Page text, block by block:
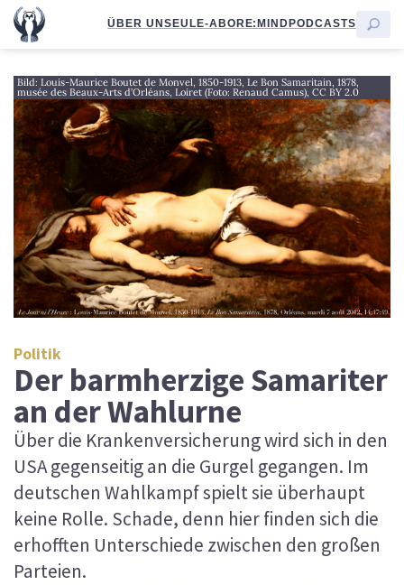
ÜBER UNSEULE-ABORE:MINDPODCASTS
Bild: Louis-Maurice Boutet de Monvel, 1850-1913, Le Bon Samaritain, 1878,
musée des Beaux-Arts d’Orléans, Loiret (Foto: Renaud Camus), CC BY 2.0
Politik
Der barmherzige Samariter
an der Wahlurne
Über die Krankenversicherung wird sich in den
USA gegenseitig an die Gurgel gegangen. Im
deutschen Wahlkampf spielt sie überhaupt
keine Rolle. Schade, denn hier finden sich die
erhofften Unterschiede zwischen den großen
Parteien.